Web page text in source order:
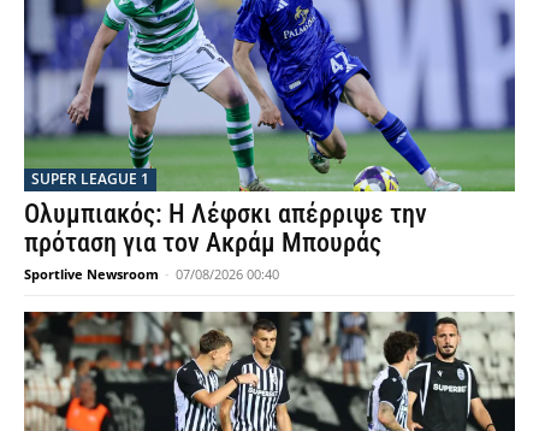
SUPER LEAGUE 1
Ολυμπιακός: Η Λέφσκι απέρριψε την
πρόταση για τον Ακράμ Μπουράς
Sportlive Newsroom - 07/08/2026 00:40